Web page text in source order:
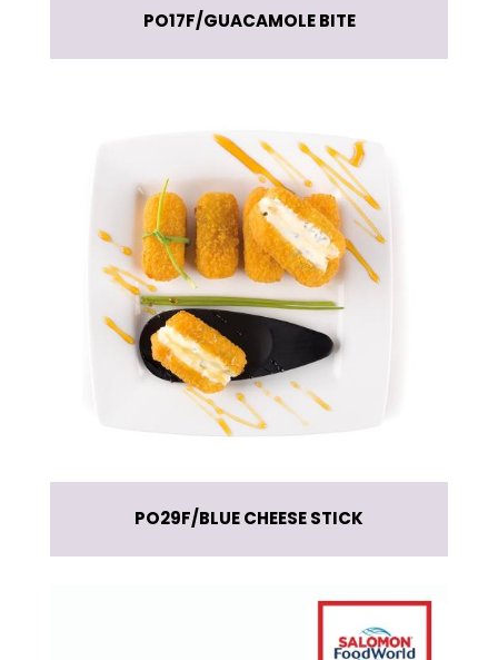
PO17F GUACAMOLE BITE
PO29F BLUE CHEESE STICK